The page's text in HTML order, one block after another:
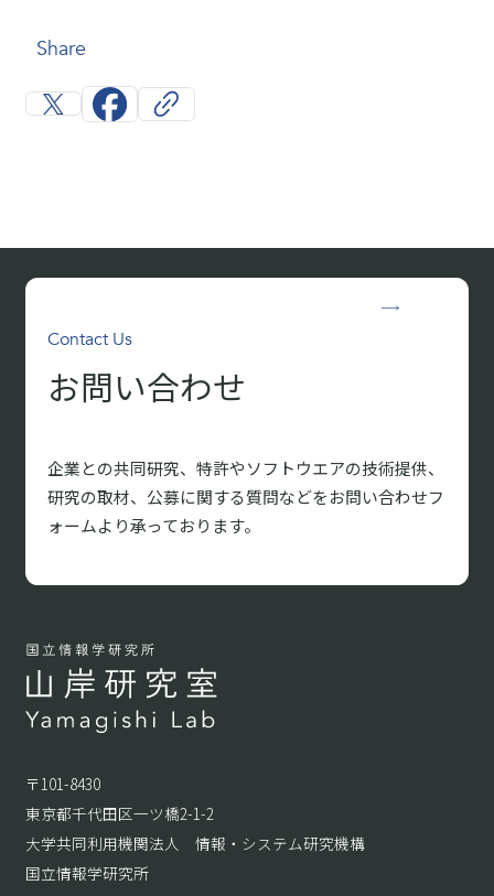
Share
Contact Us
お問い合わせ
企業との共同研究、特許やソフトウエアの技術提供、
研究の取材、 公募に関する質問などをお問い合わせフ
ォームより承っております。
〒101-8430
東京都千代田区一ツ橋2-1-2
大学共同利用機関法人 情報・システム研究機構
国立情報学研究所